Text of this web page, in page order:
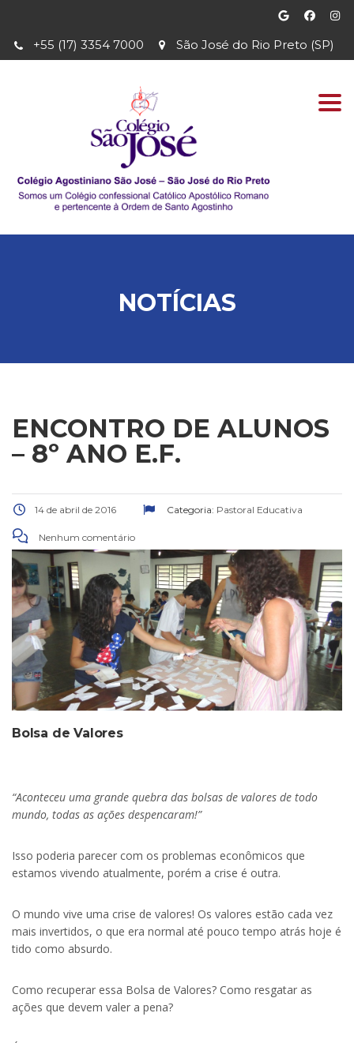
São José do Rio Preto (SP)
+55 (17) 3354 7000
NOTÍCIAS
ENCONTRO DE ALUNOS
– 8º ANO E.F.
14 de abril de 2016 Categoria: Pastoral Educativa
Nenhum comentário
Bolsa de Valores
“Aconteceu uma grande quebra das bolsas de valores de todo
mundo, todas as ações despencaram!”
Isso poderia parecer com os problemas econômicos que
estamos vivendo atualmente, porém a crise é outra.
O mundo vive uma crise de valores! Os valores estão cada vez
mais invertidos, o que era normal até pouco tempo atrás hoje é
tido como absurdo.
Como recuperar essa Bolsa de Valores? Como resgatar as
ações que devem valer a pena?